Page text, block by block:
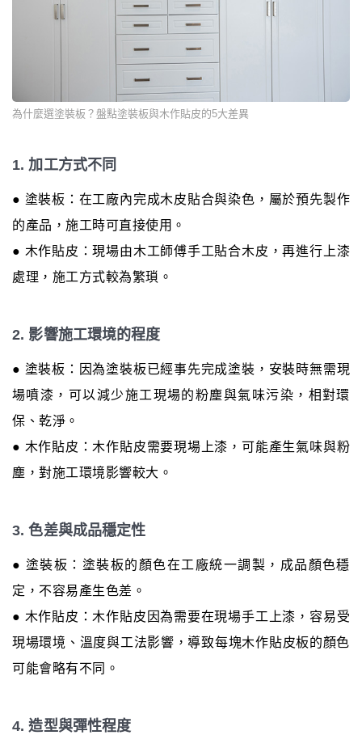
為什麼選塗裝板？盤點塗裝板與木作貼皮的5大差異
1. 加工方式不同
● 塗裝板：在工廠內完成木皮貼合與染色，屬於預先製作
的產品，施工時可直接使用。
● 木作貼皮：現場由木工師傅手工貼合木皮，再進行上漆
處理，施工方式較為繁瑣。
2. 影響施工環境的程度
● 塗裝板：因為塗裝板已經事先完成塗裝，安裝時無需現
場噴漆，可以減少施工現場的粉塵與氣味污染，相對環
保、乾淨。
● 木作貼皮：木作貼皮需要現場上漆，可能產生氣味與粉
塵，對施工環境影響較大。
3. 色差與成品穩定性
● 塗裝板：塗裝板的顏色在工廠統一調製，成品顏色穩
定，不容易產生色差。
● 木作貼皮：木作貼皮因為需要在現場手工上漆，容易受
現場環境、溫度與工法影響，導致每塊木作貼皮板的顏色
可能會略有不同。
4. 造型與彈性程度